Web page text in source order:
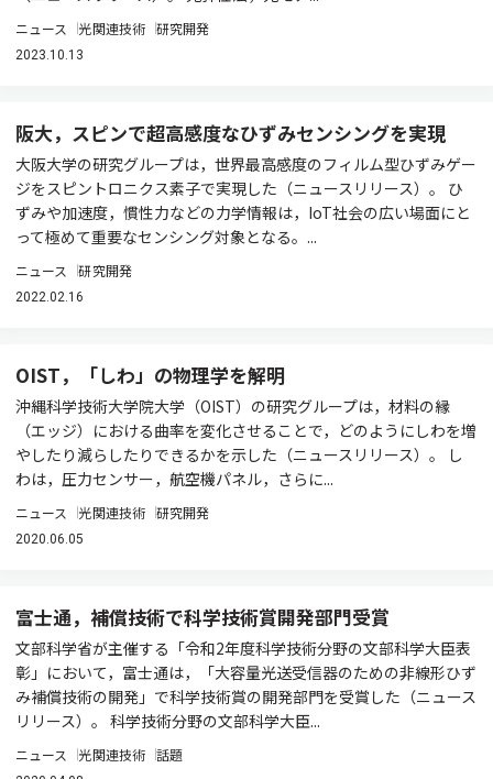
ニュース 光関連技術 研究開発
2023.10.13
阪大，スピンで超高感度なひずみセンシングを実現
大阪大学の研究グループは，世界最高感度のフィルム型ひずみゲー
ジをスピントロニクス素子で実現した（ニュースリリース）。 ひ
ずみや加速度，慣性力などの力学情報は，IoT社会の広い場面にと
って極めて重要なセンシング対象となる。...
ニュース 研究開発
2022.02.16
OIST，「しわ」の物理学を解明
沖縄科学技術大学院大学（OIST）の研究グループは，材料の縁
（エッジ）における曲率を変化させることで，どのようにしわを増
やしたり減らしたりできるかを示した（ニュースリリース）。 し
わは，圧力センサー，航空機パネル，さらに...
ニュース 光関連技術 研究開発
2020.06.05
富士通，補償技術で科学技術賞開発部門受賞
文部科学省が主催する「令和2年度科学技術分野の文部科学大臣表
彰」において，富士通は，「大容量光送受信器のための非線形ひず
み補償技術の開発」で科学技術賞の開発部門を受賞した（ニュース
リリース）。 科学技術分野の文部科学大臣...
ニュース 光関連技術 話題